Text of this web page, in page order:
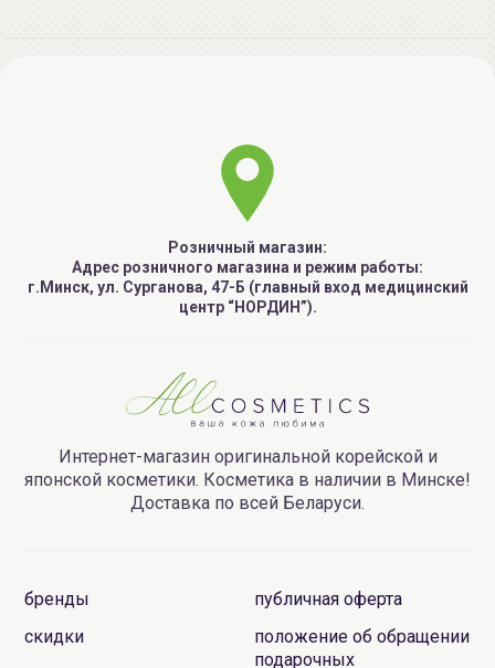
Розничный магазин:
Адрес розничного магазина и режим работы:
г.Минск, ул. Сурганова, 47-Б (главный вход медицинский
центр “НОРДИН”).
Интернет-магазин оригинальной корейской и
японской косметики. Косметика в наличии в Минске!
Доставка по всей Беларуси.
бренды
скидки
публичная оферта
положение об обращении
подарочных